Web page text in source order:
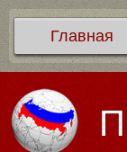
Главная